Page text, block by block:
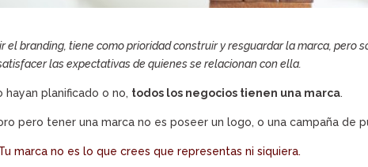
el branding, tiene como prioridad construir y resguardar la marca, pero
las expectativas de quienes se relacionan con ella.
planificado o no, todos los negocios tienen una marca.
pero tener una marca no es poseer un logo, o una campaña de
marca no es lo que crees que representas ni siquiera.